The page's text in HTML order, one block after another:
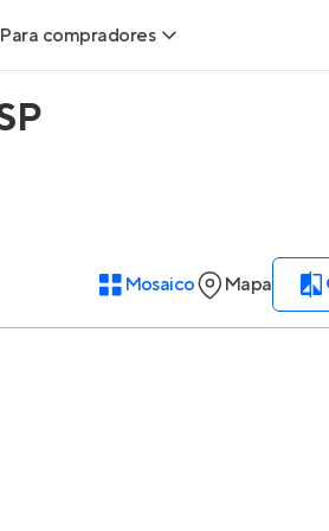
Entrar no
Para compradores
Buscar um imóvel novo
Correção do INCC
Mosaico Mapa